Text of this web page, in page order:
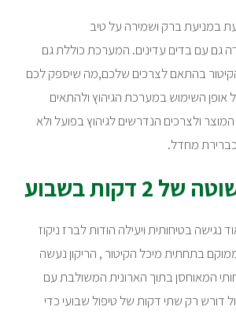
במניעת ברק ושמירה על טיב
גם עם בדים עדינים. המערכת כוללת גם
בהתאם לצרכים שלכם,מה שיספק לכם
אופן השימוש במערכת הגיהוץ ולהתאים
ולצרכים הנדרשים לגיהוץ בפועל ולא
מחדל.
דקות בשבוע
בטיחותית ויעילה הודות לברז ניקוז
בתחתית מיכל הקיטור , הריקון נעשה
המאוחסן בתוך הארונית המשולבת עם
דורש רק שתי דקות של טיפול שבועי כדי